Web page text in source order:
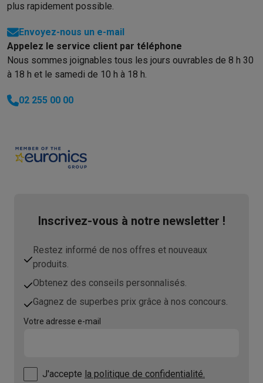
plus rapidement possible.
Envoyez-nous un e-mail
Appelez le service client par téléphone
Nous sommes joignables tous les jours ouvrables de 8 h 30
à 18 h et le samedi de 10 h à 18 h.
02 255 00 00
Inscrivez-vous à notre newsletter !
Restez informé de nos offres et nouveaux
produits.
Obtenez des conseils personnalisés.
Gagnez de superbes prix grâce à nos concours.
Votre adresse e-mail
J'accepte la politique de confidentialité.